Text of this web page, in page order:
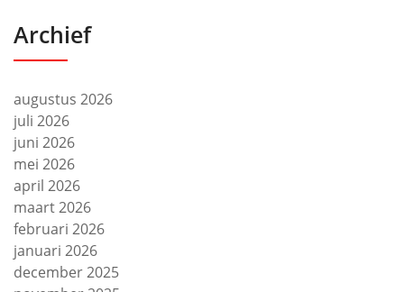
Archief
augustus 2026
juli 2026
juni 2026
mei 2026
april 2026
maart 2026
februari 2026
januari 2026
december 2025